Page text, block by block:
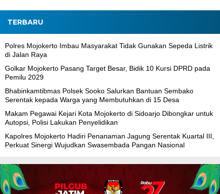
TERBARU
Polres Mojokerto Imbau Masyarakat Tidak Gunakan Sepeda Listrik
di Jalan Raya
Golkar Mojokerto Pasang Target Besar, Bidik 10 Kursi DPRD pada
Pemilu 2029
Bhabinkamtibmas Polsek Sooko Salurkan Bantuan Sembako
Serentak kepada Warga yang Membutuhkan di 15 Desa
Makam Pegawai Kejari Kota Mojokerto di Sidoarjo Dibongkar untuk
Autopsi, Polisi Lakukan Penyelidikan
Kapolres Mojokerto Hadiri Penanaman Jagung Serentak Kuartal III,
Perkuat Sinergi Wujudkan Swasembada Pangan Nasional